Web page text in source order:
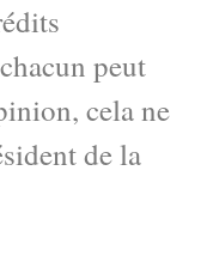
peut
cela ne
de la